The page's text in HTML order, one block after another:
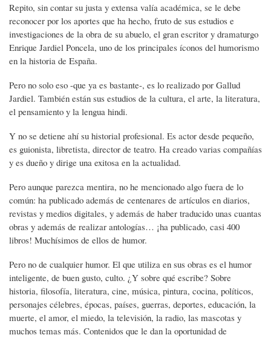
Repito, sin contar su justa y extensa valía académica, se le debe
reconocer por los aportes que ha hecho, fruto de sus estudios e
investigaciones de la obra de su abuelo, el gran escritor y dramaturgo
Enrique Jardiel Poncela, uno de los principales íconos del humorismo
en la historia de España.
Pero no solo eso -que ya es bastante-, es lo realizado por Gallud
Jardiel. También están sus estudios de la cultura, el arte, la literatura,
el pensamiento y la lengua hindi.
Y no se detiene ahí su historial profesional. Es actor desde pequeño,
es guionista, libretista, director de teatro. Ha creado varias compañías
y es dueño y dirige una exitosa en la actualidad.
Pero aunque parezca mentira, no he mencionado algo fuera de lo
común: ha publicado además de centenares de artículos en diarios,
revistas y medios digitales, y además de haber traducido unas cuantas
obras y además de realizar antologías… ¡ha publicado, casi 400
libros! Muchísimos de ellos de humor.
Pero no de cualquier humor. El que utiliza en sus obras es el humor
inteligente, de buen gusto, culto. ¿Y sobre qué escribe? Sobre
historia, filosofía, literatura, cine, música, pintura, cocina, políticos,
personajes célebres, épocas, países, guerras, deportes, educación, la
muerte, el amor, el miedo, la televisión, la radio, las mascotas y
muchos temas más. Contenidos que le dan la oportunidad de